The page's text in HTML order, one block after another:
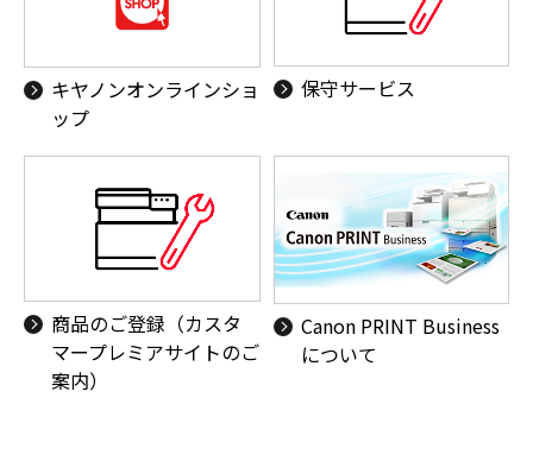
キヤノンオンラインショ
ップ
保守サービス
商品のご登録（カスタ
マープレミアサイトのご
案内）
Canon PRINT Business
について